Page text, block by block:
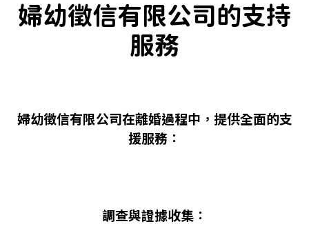
婦幼徵信有限公司的支持
服務
婦幼徵信有限公司在離婚過程中，提供全面的支
援服務：
調查與證據收集：